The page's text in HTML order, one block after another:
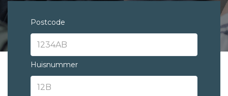
Postcode
Huisnummer